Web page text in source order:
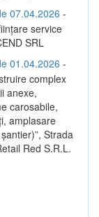
07.04.2026 -
service
SRL
01.04.2026 -
complex
anexe,
carosabile,
amplasare
Strada
Red S.R.L.